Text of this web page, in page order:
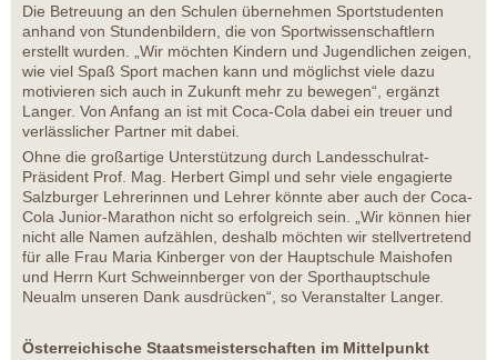
Die Betreuung an den Schulen übernehmen Sportstudenten
anhand von Stundenbildern, die von Sportwissenschaftlern
erstellt wurden. „Wir möchten Kindern und Jugendlichen zeigen,
wie viel Spaß Sport machen kann und möglichst viele dazu
motivieren sich auch in Zukunft mehr zu bewegen“, ergänzt
Langer. Von Anfang an ist mit Coca-Cola dabei ein treuer und
verlässlicher Partner mit dabei.
Ohne die großartige Unterstützung durch Landesschulrat-
Präsident Prof. Mag. Herbert Gimpl und sehr viele engagierte
Salzburger Lehrerinnen und Lehrer könnte aber auch der Coca-
Cola Junior-Marathon nicht so erfolgreich sein. „Wir können hier
nicht alle Namen aufzählen, deshalb möchten wir stellvertretend
für alle Frau Maria Kinberger von der Hauptschule Maishofen
und Herrn Kurt Schweinnberger von der Sporthauptschule
Neualm unseren Dank ausdrücken“, so Veranstalter Langer.
Österreichische Staatsmeisterschaften im Mittelpunkt